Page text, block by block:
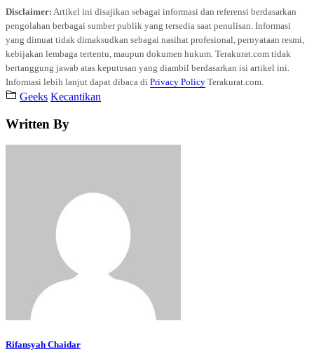
Disclaimer: Artikel ini disajikan sebagai informasi dan referensi berdasarkan
pengolahan berbagai sumber publik yang tersedia saat penulisan. Informasi
yang dimuat tidak dimaksudkan sebagai nasihat profesional, pernyataan resmi,
kebijakan lembaga tertentu, maupun dokumen hukum. Terakurat.com tidak
bertanggung jawab atas keputusan yang diambil berdasarkan isi artikel ini.
Informasi lebih lanjut dapat dibaca di Privacy Policy Terakurat.com.
Geeks Kecantikan
Written By
Rifansyah Chaidar